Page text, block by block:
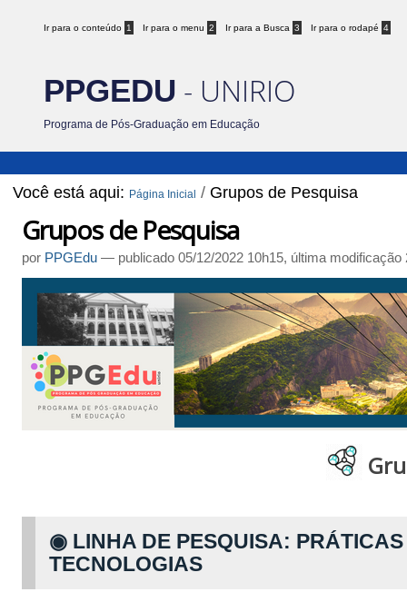
Ir para o conteúdo 1 Ir para o menu 2 Ir para a Busca 3 Ir para o rodapé 4
PPGEDU - UNIRIO
Programa de Pós-Graduação em Educação
Você está aqui: Página Inicial / Grupos de Pesquisa
Grupos de Pesquisa
por PPGEdu — publicado 05/12/2022 10h15, última modificação
◉ LINHA DE PESQUISA:
TECNOLOGIAS